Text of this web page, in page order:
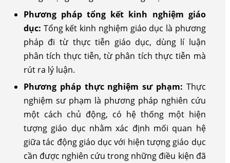
Phương pháp tổng kết kinh nghiệm giáo
dục: Tổng kết kinh nghiệm giáo dục là phương
pháp đi từ thực tiễn giáo dục, dùng lí luận
phân tích thực tiễn, từ phân tích thực tiễn mà
rút ra lý luận.
Phương pháp thực nghiệm sư phạm: Thực
nghiệm sư phạm là phương pháp nghiên cứu
một cách chủ động, có hệ thống một hiện
tượng giáo dục nhằm xác định mối quan hệ
giữa tác động giáo dục với hiện tượng giáo dục
cần được nghiên cứu trong những điều kiện đã